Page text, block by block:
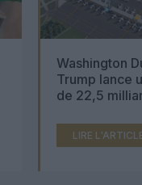
Washington
Trump lance
de 22,5
LIRE